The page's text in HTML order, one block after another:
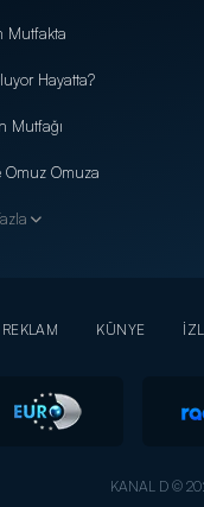
Mutfakta
Hayatta?
Mutfağı
Omuz Omuza
REKLAM KÜNYE
KANAL D ©